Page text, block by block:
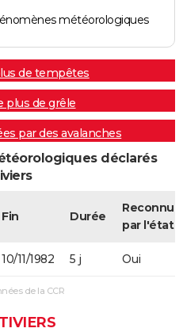
météorologiques
de tempêtes
plus de grêle
par des avalanches
déclarés
Fin Durée
Reconnue
par l'état
10/11/1982 5 j Oui
de la CCR